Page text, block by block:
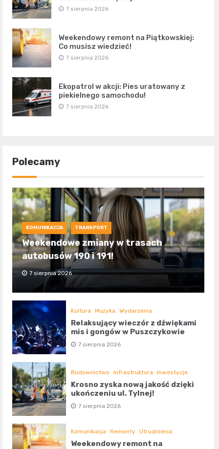
7 sierpnia 2026
Weekendowy remont na Piątkowskiej:
Co musisz wiedzieć!
7 sierpnia 2026
Ekopatrol w akcji: Pies uratowany z
piekielnego samochodu!
7 sierpnia 2026
Polecamy
KOMUNIKACJA TRANSPORT
Weekendowe zmiany w trasach
autobusów 190 i 191!
7 sierpnia 2026
Kultura Muzyka Wydarzenia
Relaksujący wieczór z dźwiękami
mis i gongów w Puszczykowie
7 sierpnia 2026
Budownictwo Infrastruktura Inwestycje
Krosno zyska nową jakość dzięki
ukończeniu ul. Tylnej!
7 sierpnia 2026
Komunikacja Remonty Utrudnienia
Weekendowy remont na